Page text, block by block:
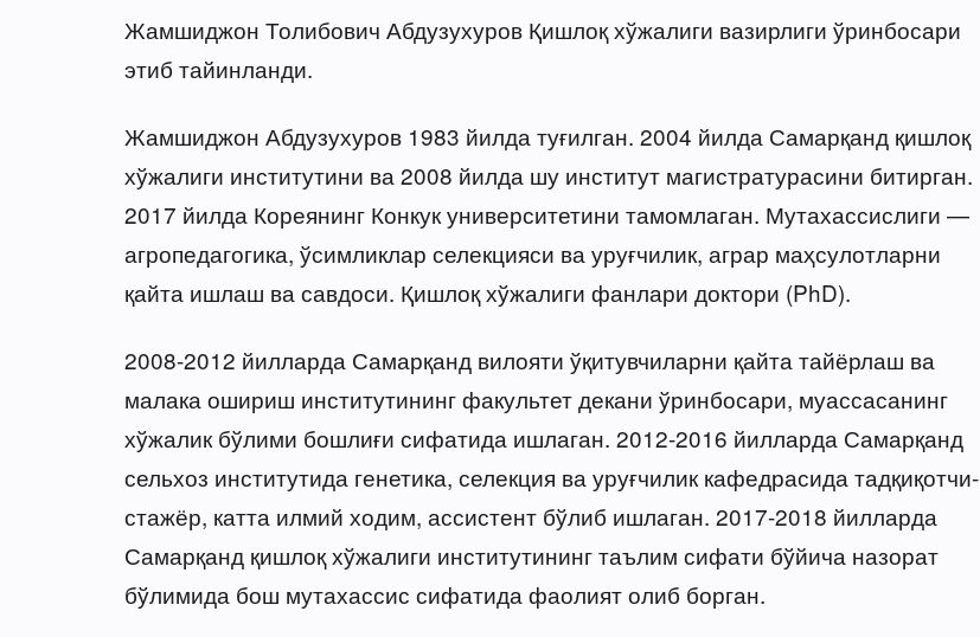
Жамшиджон Толибович Абдузухуров Қишлоқ хўжалиги вазирлиги ўринбосари
этиб тайинланди.
Жамшиджон Абдузухуров 1983 йилда туғилган. 2004 йилда Самарқанд қишлоқ
хўжалиги институтини ва 2008 йилда шу институт магистратурасини битирган.
2017 йилда Кореянинг Конкук университетини тамомлаган. Мутахассислиги —
агропедагогика, ўсимликлар селекцияси ва уруғчилик, аграр маҳсулотларни
қайта ишлаш ва савдоси. Қишлоқ хўжалиги фанлари доктори (PhD).
2008-2012 йилларда Самарқанд вилояти ўқитувчиларни қайта тайёрлаш ва
малака ошириш институтининг факультет декани ўринбосари, муассасанинг
хўжалик бўлими бошлиғи сифатида ишлаган. 2012-2016 йилларда Самарқанд
сельхоз институтида генетика, селекция ва уруғчилик кафедрасида тадқиқотчи-
стажёр, катта илмий ходим, ассистент бўлиб ишлаган. 2017-2018 йилларда
Самарқанд қишлоқ хўжалиги институтининг таълим сифати бўйича назорат
бўлимида бош мутахассис сифатида фаолият олиб борган.